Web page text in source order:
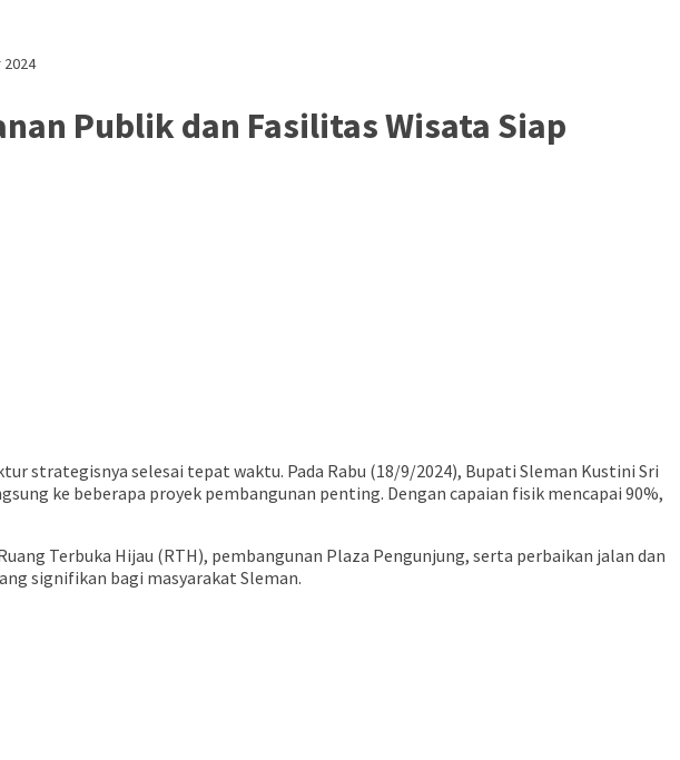
Publik dan Fasilitas Wisata Siap
strategisnya selesai tepat waktu. Pada Rabu (18/9/2024), Bupati Sleman Kustini Sri
ke beberapa proyek pembangunan penting. Dengan capaian fisik mencapai 90%,
Terbuka Hijau (RTH), pembangunan Plaza Pengunjung, serta perbaikan jalan dan
signifikan bagi masyarakat Sleman.